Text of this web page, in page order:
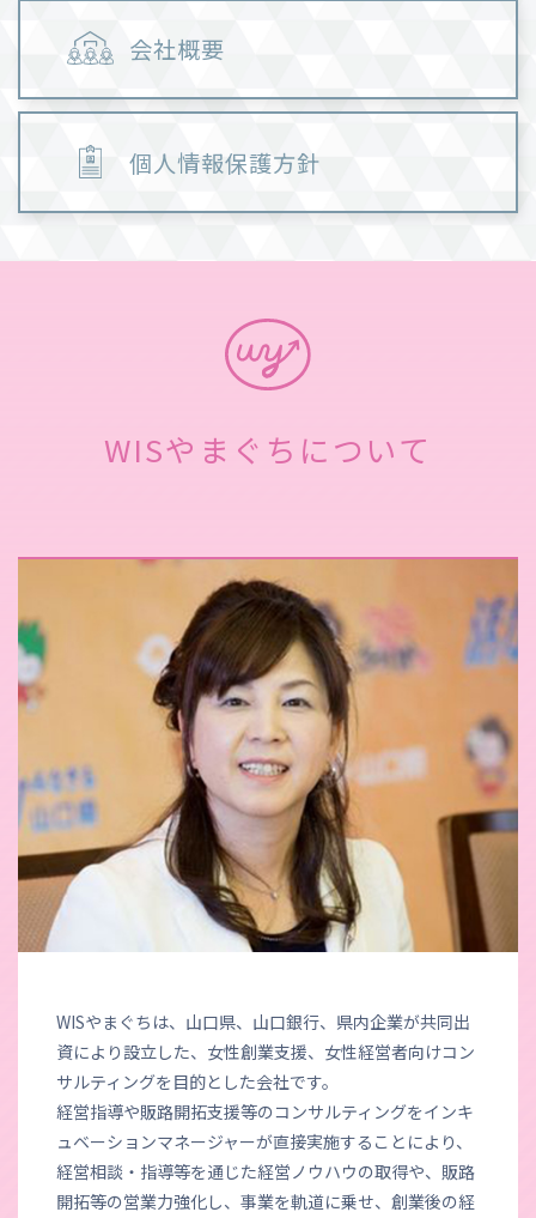
会社概要
個人情報保護方針
WISやまぐちについて
WISやまぐちは、山口県、山口銀行、県内企業が共同出
資により設立した、女性創業支援、女性経営者向けコン
サルティングを目的とした会社です。
経営指導や販路開拓支援等のコンサルティングをインキ
ュベーションマネージャーが直接実施することにより、
経営相談・指導等を通じた経営ノウハウの取得や、販路
開拓等の営業力強化し、事業を軌道に乗せ、創業後の経